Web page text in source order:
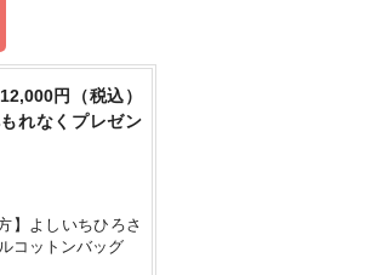
円（税込）
れなくプレゼン
】よしいちひろさ
コットンバッグ